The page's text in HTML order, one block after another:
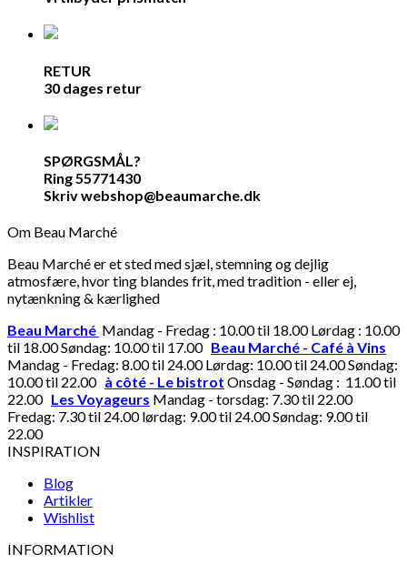
RETUR
30 dages retur
SPØRGSMÅL?
Ring 55771430
Skriv webshop@beaumarche.dk
Om Beau Marché
Beau Marché er et sted med sjæl, stemning og dejlig
atmosfære, hvor ting blandes frit, med tradition - eller ej,
nytænkning & kærlighed
Beau Marché Mandag - Fredag : 10.00 til 18.00 Lørdag : 10.00
til 18.00 Søndag: 10.00 til 17.00 Beau Marché - Café à Vins
Mandag - Fredag: 8.00 til 24.00 Lørdag: 10.00 til 24.00 Søndag:
10.00 til 22.00 à côté - Le bistrot Onsdag - Søndag : 11.00 til
22.00 Les Voyageurs Mandag - torsdag: 7.30 til 22.00
Fredag: 7.30 til 24.00 lørdag: 9.00 til 24.00 Søndag: 9.00 til
22.00
INSPIRATION
Blog
Artikler
Wishlist
INFORMATION